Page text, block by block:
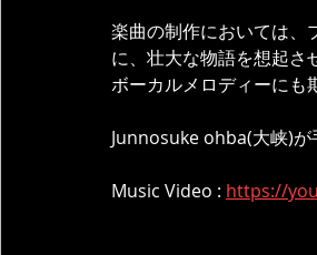
楽曲の制作においては
に、壮大な物語を想起
ボーカルメロディーにも
Junnosuke ohba(大峡)が
Music Video : https://